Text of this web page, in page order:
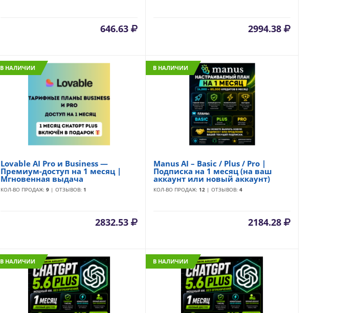
646.63 2994.38
В НАЛИЧИИ
Lovable AI Pro и Business —
Премиум-доступ на 1 месяц |
Мгновенная выдача
КОЛ-ВО ПРОДАЖ: 9 | ОТЗЫВОВ: 1
2832.53
В НАЛИЧИИ
Manus AI – Basic / Plus / Pro |
Подписка на 1 месяц (на ваш
аккаунт или новый аккаунт)
КОЛ-ВО ПРОДАЖ: 12 | ОТЗЫВОВ: 4
2184.28
В НАЛИЧИИ В НАЛИЧИИ